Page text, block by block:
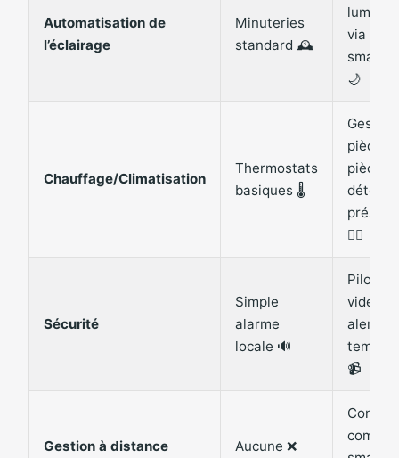
Automatisation de
l’éclairage
Minuteries
standard 🕰️
via
🌙
Chauffage/Climatisation
Thermostats
basiques 🌡️
Gestion
pièce
pièce +
🚶‍♂️
Sécurité
Simple
alarme
locale 🔊
vidéo et
alertes
temps
📹
Gestion à distance Aucune ❌